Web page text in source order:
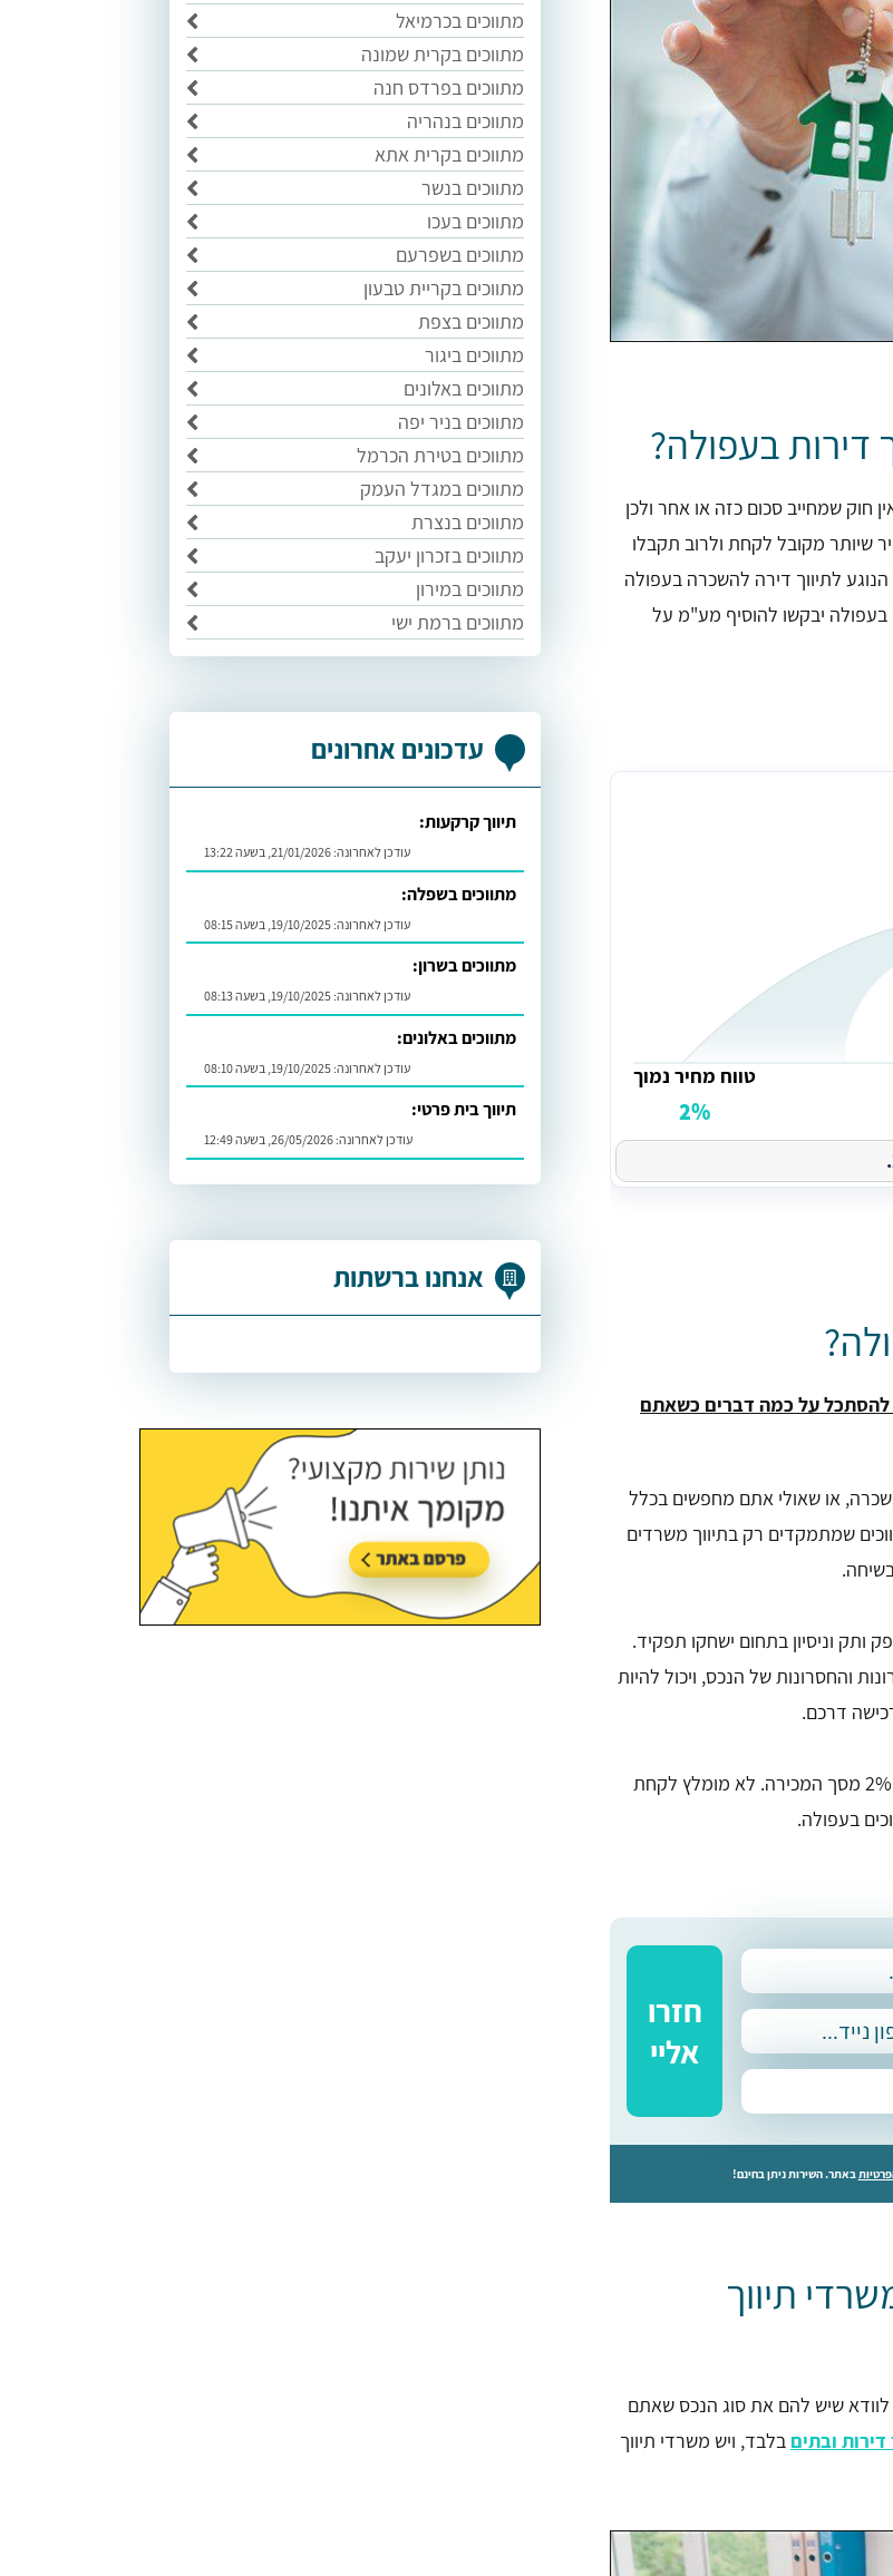
דירות בעפולה?
חוק שמחייב סכום כזה או אחר ולכן
שיותר מקובל לקחת ולרוב תקבלו
בכל הנוגע לתיווך דירה להשכרה בעפולה
בעפולה יבקשו להוסיף מע"מ על
טווח מחיר נמוך
2%
להסתכל על כמה דברים כשאתם
או שאולי אתם מחפשים בכלל
שמתמקדים רק בתיווך משרדים
וניסיון בתחום ישחקו תפקיד.
והחסרונות של הנכס, ויכול להיות
דרכם.
אתם יודעים כבר שלרוב נפוץ לקחת עמלה של 2% מסך המכירה. לא מומלץ לקחת
בעפולה.
חזרו
אליי
באתר. השירות ניתן בחינם!
תיווך
שיש להם את סוג הנכס שאתם
דירות ובתים בלבד, ויש משרדי תיווך
מתווכים בכרמיאל
מתווכים בקרית שמונה
מתווכים בפרדס חנה
מתווכים בנהריה
מתווכים בקרית אתא
מתווכים בנשר
מתווכים בעכו
מתווכים בשפרעם
מתווכים בקריית טבעון
מתווכים בצפת
מתווכים ביגור
מתווכים באלונים
מתווכים בניר יפה
מתווכים בטירת הכרמל
מתווכים במגדל העמק
מתווכים בנצרת
מתווכים בזכרון יעקב
מתווכים במירון
מתווכים ברמת ישי
עדכונים אחרונים
תיווך קרקעות:
עודכן לאחרונה: 21/01/2026, בשעה 13:22
מתווכים בשפלה:
עודכן לאחרונה: 19/10/2025, בשעה 08:15
מתווכים בשרון:
עודכן לאחרונה: 19/10/2025, בשעה 08:13
מתווכים באלונים:
עודכן לאחרונה: 19/10/2025, בשעה 08:10
תיווך בית פרטי:
עודכן לאחרונה: 26/05/2026, בשעה 12:49
אנחנו ברשתות